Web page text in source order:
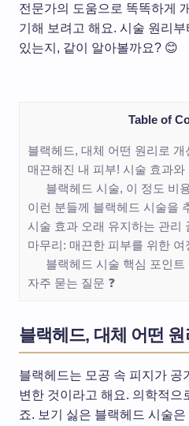
전문가의 도움으로 똑똑하게
기해 보려고 해요. 시술 원리
있는지, 같이 알아볼까요? 😊
Table of
블랙헤드, 대체 어떤 원리로 개
매끈해진 내 피부! 시술 효과와
블랙헤드 시술, 이 정도 비
이런 분들께 블랙헤드 시술을
시술 효과 오래 유지하는 관리
마무리: 매끈한 피부를 위한 여
블랙헤드 시술 핵심 포인트
자주 묻는 질문 ❓
블랙헤드, 대체 어떤
블랙헤드는 모공 속 피지가 공
변한 것이라고 해요. 의학적으
죠. 보기 싫은 블랙헤드 시술